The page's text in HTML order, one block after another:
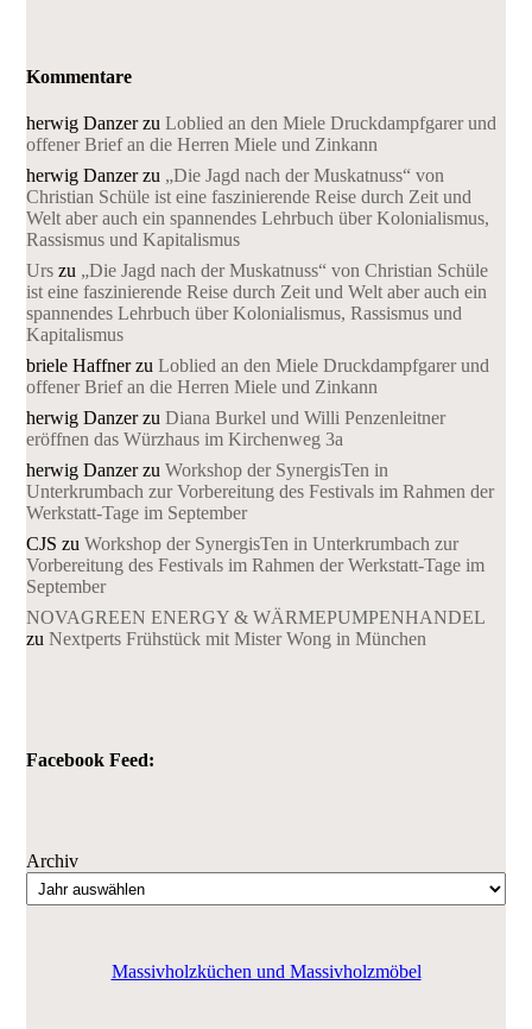
Kommentare
herwig DanzerzuLoblied an den Miele Druckdampfgarer und
offener Brief an die Herren Miele und Zinkann
herwig Danzerzu „Die Jagd nach der Muskatnuss“ von
Christian Schüle ist eine faszinierende Reise durch Zeit und
Welt aber auch ein spannendes Lehrbuch über Kolonialismus,
Rassismus und Kapitalismus
Urs zu „Die Jagd nach der Muskatnuss“ von Christian Schüle
ist eine faszinierende Reise durch Zeit und Welt aber auch ein
spannendes Lehrbuch über Kolonialismus, Rassismus und
Kapitalismus
briele HaffnerzuLoblied an den Miele Druckdampfgarer und
offener Brief an die Herren Miele und Zinkann
herwig DanzerzuDiana Burkel und Willi Penzenleitner
eröffnen das Würzhaus im Kirchenweg 3a
herwig DanzerzuWorkshop der SynergisTen in
Unterkrumbach zur Vorbereitung des Festivals im Rahmen der
Werkstatt-Tage im September
CJS zuWorkshop der SynergisTen in Unterkrumbach zur
Vorbereitung des Festivals im Rahmen der Werkstatt-Tage im
September
NOVAGREEN ENERGY & WÄRMEPUMPENHANDEL
zuNextperts Frühstück mit Mister Wong in München
Facebook Feed:
Archiv
Massivholzküchen und Massivholzmöbel